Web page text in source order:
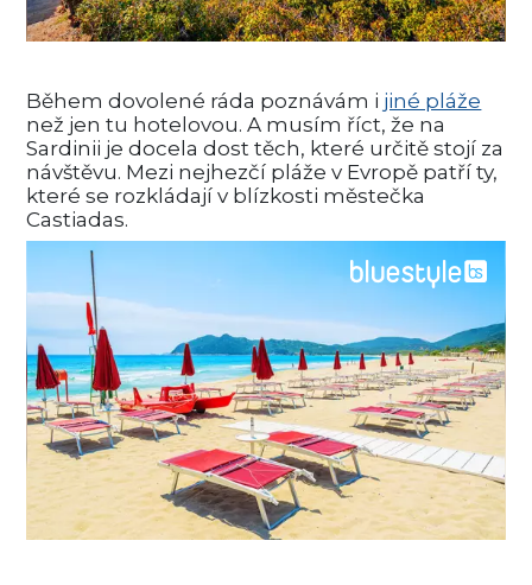
Během dovolené ráda poznávám i jiné pláže
než jen tu hotelovou. A musím říct, že na
Sardinii je docela dost těch, které určitě stojí za
návštěvu. Mezi nejhezčí pláže v Evropě patří ty,
které se rozkládají v blízkosti městečka
Castiadas.